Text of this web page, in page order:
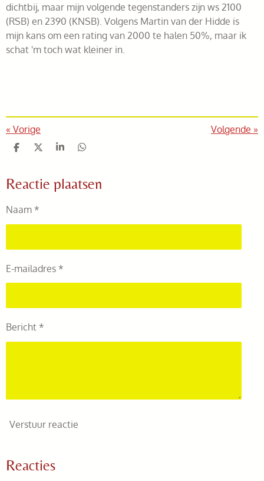
dichtbij, maar mijn volgende tegenstanders zijn ws 2100
(RSB) en 2390 (KNSB). Volgens Martin van der Hidde is
mijn kans om een rating van 2000 te halen 50%, maar ik
schat 'm toch wat kleiner in.
« Vorige Volgende »
D
e
n
D
l
S
r
e
D
e
n
Reactie plaatsen
Naam *
E-mailadres *
Bericht *
Verstuur reactie
Reacties